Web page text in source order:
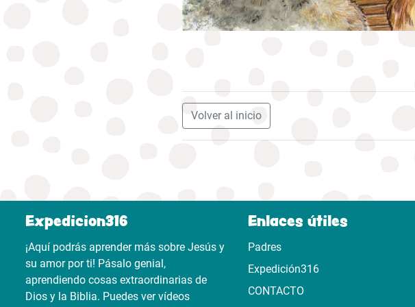
Volver al inicio
Expedicion316
¡Aquí podrás aprender más sobre Jesús y
su amor por ti! Pásalo genial,
aprendiendo cosas extraordinarias de
Dios y la Biblia. Puedes ver vídeos
Enlaces útiles
Padres
Expedición316
CONTACTO